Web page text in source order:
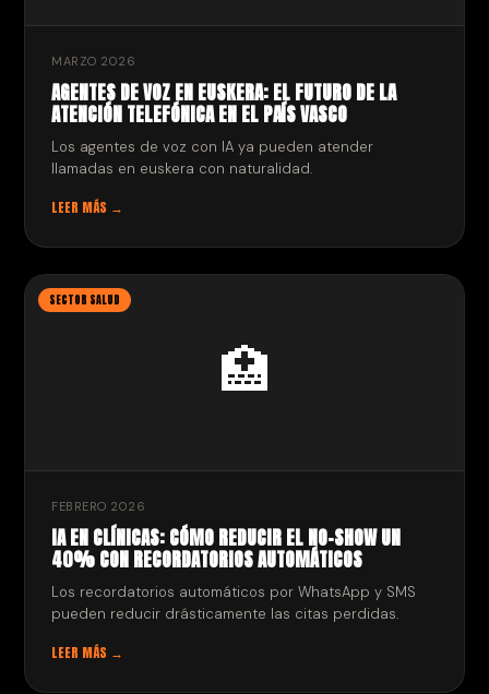
MARZO 2026
AGENTES DE VOZ EN EUSKERA: EL FUTURO DE LA
ATENCIÓN TELEFÓNICA EN EL PAÍS VASCO
Los agentes de voz con IA ya pueden atender
llamadas en euskera con naturalidad.
LEER MÁS →
🏥
SECTOR SALUD
FEBRERO 2026
IA EN CLÍNICAS: CÓMO REDUCIR EL NO-SHOW UN
40% CON RECORDATORIOS AUTOMÁTICOS
Los recordatorios automáticos por WhatsApp y SMS
pueden reducir drásticamente las citas perdidas.
LEER MÁS →